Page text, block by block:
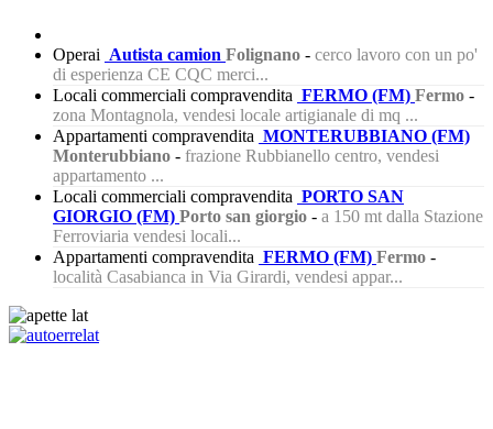
Operai Autista camion Folignano - cerco lavoro con un po'
di esperienza CE CQC merci...
Locali commerciali compravendita FERMO (FM) Fermo -
zona Montagnola, vendesi locale artigianale di mq ...
Appartamenti compravendita MONTERUBBIANO (FM)
Monterubbiano - frazione Rubbianello centro, vendesi
appartamento ...
Locali commerciali compravendita PORTO SAN
GIORGIO (FM) Porto san giorgio - a 150 mt dalla Stazione
Ferroviaria vendesi locali...
Appartamenti compravendita FERMO (FM) Fermo -
località Casabianca in Via Girardi, vendesi appar...